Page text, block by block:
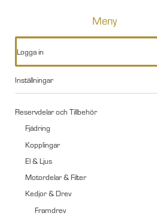
Meny
Logga in
Inställningar
Reservdelar och Tillbehör
Fjädring
Kopplingar
El & Ljus
Motordelar & Filter
Kedjor & Drev
Framdrev